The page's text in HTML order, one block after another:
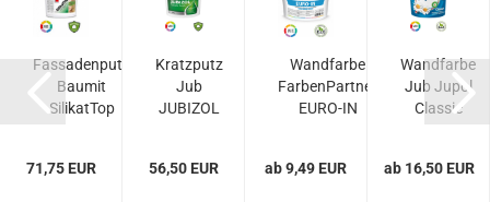
Fassadenputz
Baumit
SilikatTop
71,75 EUR
Kratzputz
Jub
JUBIZOL
56,50 EUR
Wandfarbe
FarbenPartner
EURO-IN
ab 9,49 EUR
Wandfarbe
Jub Jupol
Classic
ab 16,50 EUR